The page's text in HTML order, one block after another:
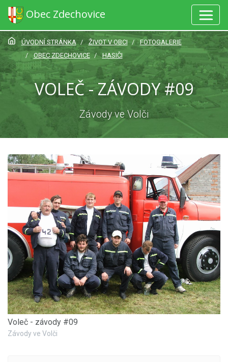
Obec Zdechovice
ÚVODNÍ STRÁNKA ŽIVOT V OBCI
FOTOGALERIE
OBEC ZDECHOVICE
HASIČI
VOLEČ - ZÁVODY #09
Závody ve Volči
Voleč - závody #09
Závody ve Volči